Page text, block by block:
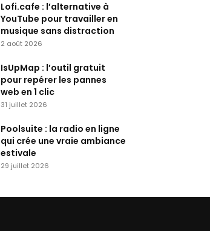
Lofi.cafe : l’alternative à
YouTube pour travailler en
musique sans distraction
2 août 2026
IsUpMap : l’outil gratuit
pour repérer les pannes
web en 1 clic
31 juillet 2026
Poolsuite : la radio en ligne
qui crée une vraie ambiance
estivale
29 juillet 2026